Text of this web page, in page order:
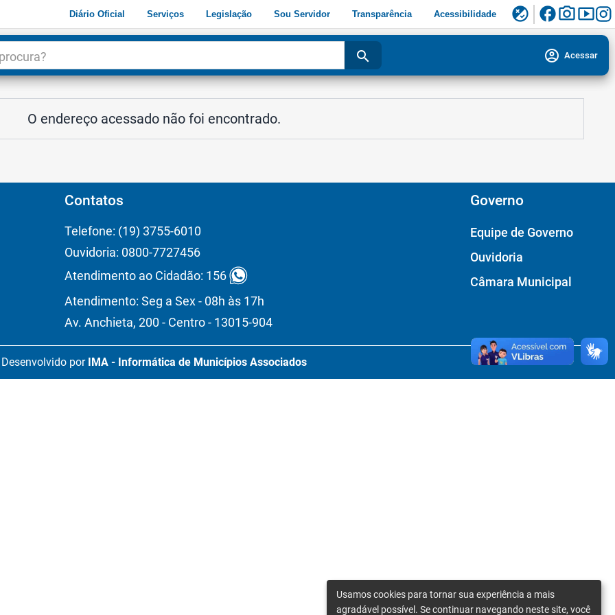
Diário Oficial Serviços Legislação Sou Servidor Transparência Acessibilidade flaky facebookphoto_camerasmart_display
search account_circle Acessar
O endereço acessado não foi encontrado.
Contatos
Telefone: (19) 3755-6010
Ouvidoria: 0800-7727456
Atendimento ao Cidadão: 156
Atendimento: Seg a Sex - 08h às 17h
Av. Anchieta, 200 - Centro - 13015-904
Governo
Equipe de Governo
Ouvidoria
Câmara Municipal
Desenvolvido por IMA - Informática de Municípios Associados
Usamos cookies para tornar sua experiência a mais
agradável possível. Se continuar navegando neste site, você